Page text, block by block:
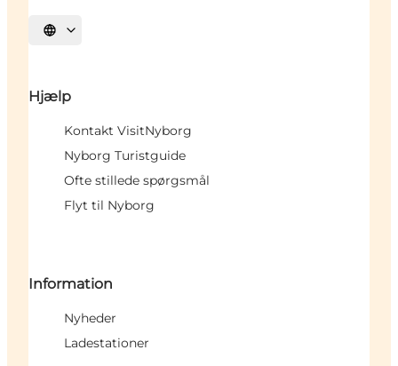
Vælg sprog
Hjælp
Kontakt VisitNyborg
Nyborg Turistguide
Ofte stillede spørgsmål
Flyt til Nyborg
Information
Nyheder
Ladestationer